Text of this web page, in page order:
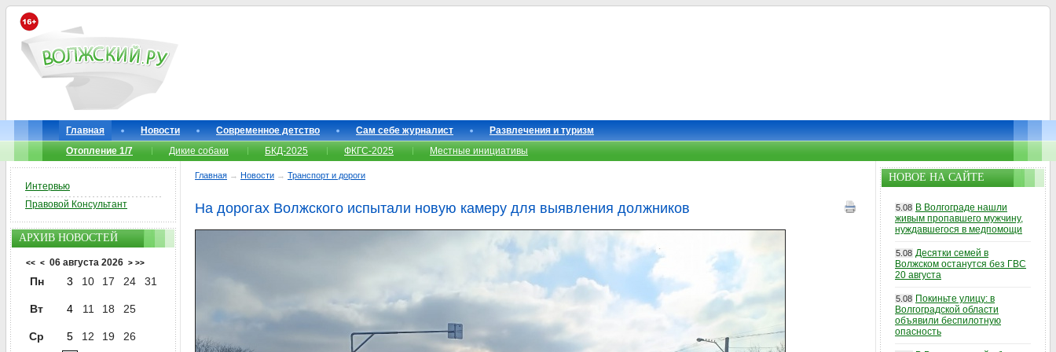
Главная Новости Современное детство Сам себе журналист
Развлечения и туризм
Отопление 1/7
Дикие собаки БКД-2025 ФКГС-2025 Местные инициативы
Главная → Новости → Транспорт и дороги
На дорогах Волжского испытали новую камеру для выявления должников
Интервью
Правовой Консультант
АРХИВ НОВОСТЕЙ
<< < 06 августа 2026 > >>
Пн 3 10 17 24 31
Вт 4 11 18 25
Ср 5 12 19 26
НОВОЕ НА САЙТЕ
5.08 В Волгограде нашли
живым пропавшего мужчину,
нуждавшегося в медпомощи
5.08 Десятки семей в
Волжском останутся без ГВС
20 августа
5.08 Покиньте улицу: в
Волгоградской области
объявили беспилотную
опасность